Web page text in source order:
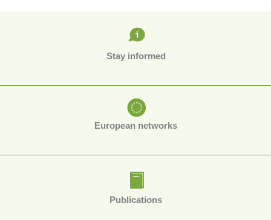
Stay informed
European networks
Publications